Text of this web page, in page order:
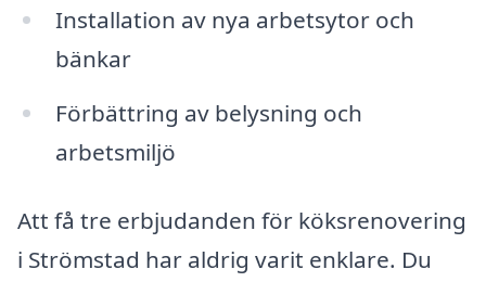
Installation av nya arbetsytor och
bänkar
Förbättring av belysning och
arbetsmiljö
Att få tre erbjudanden för köksrenovering
i Strömstad har aldrig varit enklare. Du